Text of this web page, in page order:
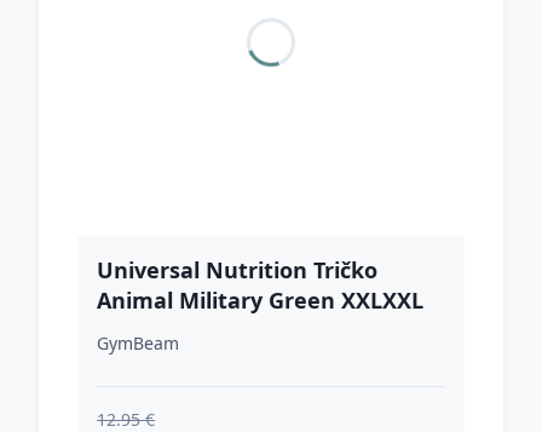
Universal Nutrition Tričko
Animal Military Green XXLXXL
GymBeam
12.95 €